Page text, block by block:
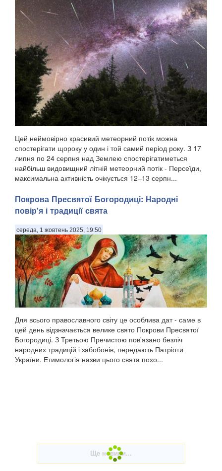
Цей неймовірно красивий метеорний потік можна
спостерігати щороку у один і той самий період року. З 17
липня по 24 серпня над Землею спостерігатиметься
найбільш видовищний літній метеорний потік - Персеїди,
максимальна активність очікується 12–13 серпн...
Покрова Пресвятої Богородиці: Народні
повір'я і традиції свята
середа, 1 жовтень 2025, 19:50
Для всього православного світу це особлива дат - саме в
цей день відзначається велике свято Покрови Пресвятої
Богородиці. З Третьою Пречистою пов'язано безліч
народних традицій і забобонів, передають Патріоти
України. Етимологія назви цього свята похо...